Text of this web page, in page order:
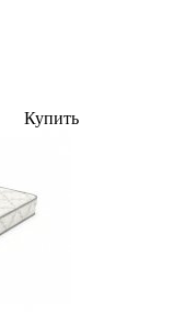
Купить